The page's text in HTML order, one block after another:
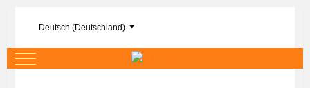
Sprache auswählen
Deutsch (Deutschland)
Mobile Menu Toggle